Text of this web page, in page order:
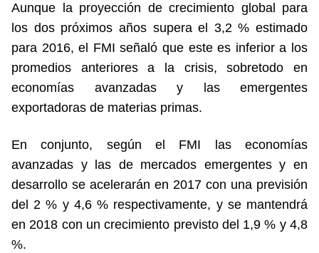
Aunque la proyección de crecimiento global para
los dos próximos años supera el 3,2 % estimado
para 2016, el FMI señaló que este es inferior a los
promedios anteriores a la crisis, sobretodo en
economías avanzadas y las emergentes
exportadoras de materias primas.
En conjunto, según el FMI las economías
avanzadas y las de mercados emergentes y en
desarrollo se acelerarán en 2017 con una previsión
del 2 % y 4,6 % respectivamente, y se mantendrá
en 2018 con un crecimiento previsto del 1,9 % y 4,8
%.